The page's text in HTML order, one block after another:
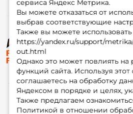
сервиса Яндекс Метрика.
Вы можете отказаться от
выбрав соответствующие
Также вы можете
https://yandex.ru/support/
out.html
Однако это может повлиять на
функций сайта. Используя этот
соглашаетесь на обработку
Яндексом в порядке и целях,
Также предлагаем
Политикой в отношении
© ФоксФишинг, 2009-